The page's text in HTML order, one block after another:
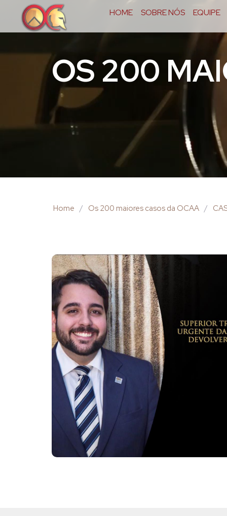
HOME SOBRE NÓS EQUIPE
OS 200
Home / Os 200 maiores casos da OCAA /